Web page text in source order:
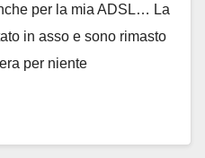
per la mia ADSL… La
in asso e sono rimasto
per niente